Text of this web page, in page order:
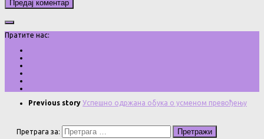
Пратите нас:
Previous story Успешно одржана обука о усменом превођењу
Претрага за: